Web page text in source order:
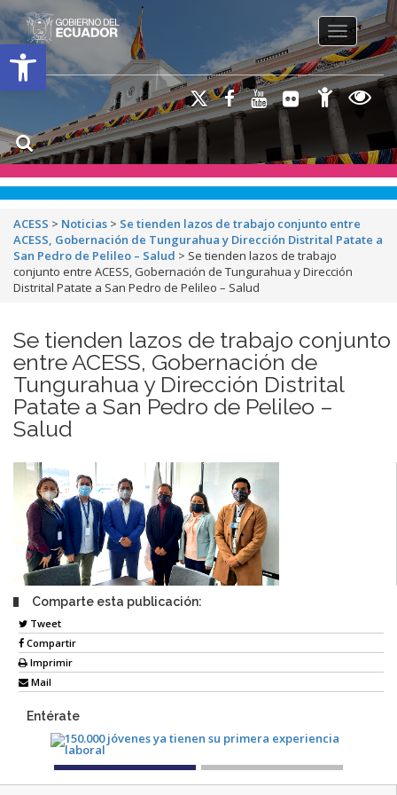
Open toolbar
Toggle
ACESS > Noticias > Se tienden lazos de trabajo conjunto entre
ACESS, Gobernación de Tungurahua y Dirección Distrital Patate a
San Pedro de Pelileo – Salud > Se tienden lazos de trabajo
conjunto entre ACESS, Gobernación de Tungurahua y Dirección
Distrital Patate a San Pedro de Pelileo – Salud
Se tienden lazos de trabajo conjunto
entre ACESS, Gobernación de
Tungurahua y Dirección Distrital
Patate a San Pedro de Pelileo –
Salud
Comparte esta publicación:
Tweet
Compartir
Imprimir
Mail
Entérate